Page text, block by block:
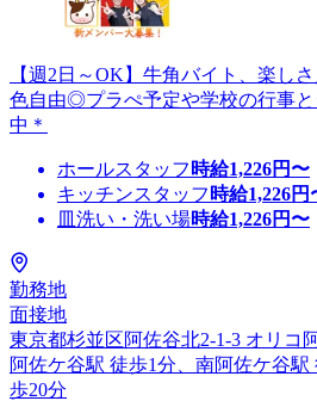
【週2日～OK】牛角バイト、楽
色自由◎プラぺ予定や学校の行事
中＊
ホールスタッフ 時給1,226円〜
キッチンスタッフ 時給1,226円
皿洗い・洗い場時給1,226円〜
勤務地
面接地
東京都杉並区阿佐谷北2-1-3 オリコ
阿佐ケ谷駅 徒歩1分、南阿佐ケ谷駅
歩20分